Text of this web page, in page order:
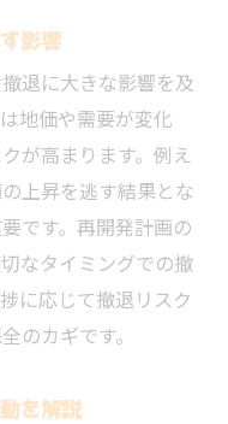
影響
退に大きな影響を及
地価や需要が変化
が高まります。例え
上昇を逃す結果とな
です。再開発計画の
なタイミングでの撤
に応じて撤退リスク
のカギです。
を解説